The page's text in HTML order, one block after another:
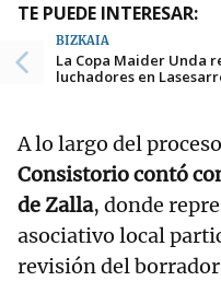
TE PUEDE INTERESAR:
BIZKAIA
La Copa Maider Unda
luchadores en
A lo largo del
Consistorio contó
de Zalla, donde
asociativo local
revisión del